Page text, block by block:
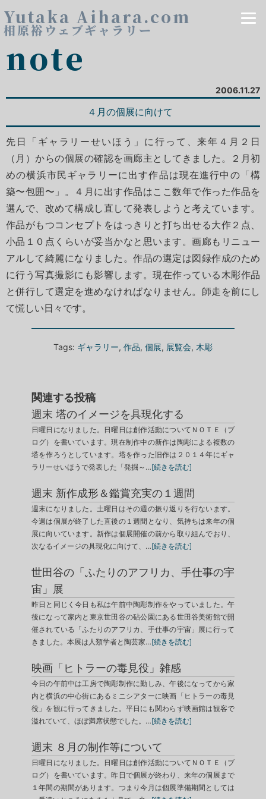
Yutaka Aihara.com
相原裕ウェブギャラリー
note
2006.11.27
４月の個展に向けて
先日「ギャラリーせいほう」に行って、来年４月２日
（月）からの個展の確認を画廊主としてきました。２月初
めの横浜市民ギャラリーに出す作品は現在進行中の「構
築〜包囲〜」。４月に出す作品はここ数年で作った作品を
選んで、改めて構成し直して発表しようと考えています。
作品がもつコンセプトをはっきりと打ち出せる大作２点、
小品１０点くらいが妥当かなと思います。画廊もリニュー
アルして綺麗になりました。作品の選定は図録作成のため
に行う写真撮影にも影響します。現在作っている木彫作品
と併行して選定を進めなければなりません。師走を前にし
て慌しい日々です。
Tags: ギャラリー, 作品, 個展, 展覧会, 木彫
関連する投稿
週末 塔のイメージを具現化する
日曜日になりました。日曜日は創作活動についてＮＯＴＥ（ブ
ログ）を書いています。現在制作中の新作は陶彫による複数の
塔を作ろうとしています。塔を作った旧作は２０１４年にギャ
ラリーせいほうで発表した「発掘～…[続きを読む]
週末 新作成形＆鑑賞充実の１週間
週末になりました。土曜日はその週の振り返りを行ないます。
今週は個展が終了した直後の１週間となり、気持ちは来年の個
展に向いています。新作は個展開催の前から取り組んでおり、
次なるイメージの具現化に向けて、…[続きを読む]
世田谷の「ふたりのアフリカ、手仕事の宇
宙」展
昨日と同じく今日も私は午前中陶彫制作をやっていました。午
後になって家内と東京世田谷の砧公園にある世田谷美術館で開
催されている「ふたりのアフリカ、手仕事の宇宙」展に行って
きました。本展は人類学者と陶芸家…[続きを読む]
映画「ヒトラーの毒見役」雑感
今日の午前中は工房で陶彫制作に勤しみ、午後になってから家
内と横浜の中心街にあるミニシアターに映画「ヒトラーの毒見
役」を観に行ってきました。平日にも関わらず映画館は観客で
溢れていて、ほぼ満席状態でした。…[続きを読む]
週末 ８月の制作等について
日曜日になりました。日曜日は創作活動についてＮＯＴＥ（ブ
ログ）を書いています。昨日で個展が終わり、来年の個展まで
１年間の期間があります。つまり今月は個展準備期間としては